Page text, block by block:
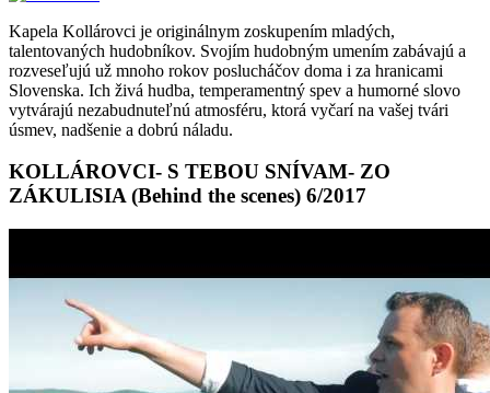
Kapela Kollárovci je originálnym zoskupením mladých,
talentovaných hudobníkov. Svojím hudobným umením zabávajú a
rozveseľujú už mnoho rokov poslucháčov doma i za hranicami
Slovenska. Ich živá hudba, temperamentný spev a humorné slovo
vytvárajú nezabudnuteľnú atmosféru, ktorá vyčarí na vašej tvári
úsmev, nadšenie a dobrú náladu.
KOLLÁROVCI- S TEBOU SNÍVAM- ZO
ZÁKULISIA (Behind the scenes) 6/2017